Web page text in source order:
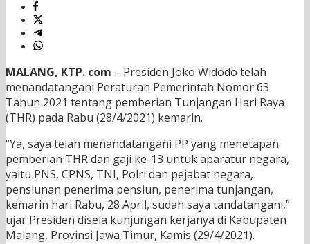
MALANG, KTP. com – Presiden Joko Widodo telah
menandatangani Peraturan Pemerintah Nomor 63
Tahun 2021 tentang pemberian Tunjangan Hari Raya
(THR) pada Rabu (28/4/2021) kemarin.
“Ya, saya telah menandatangani PP yang menetapan
pemberian THR dan gaji ke-13 untuk aparatur negara,
yaitu PNS, CPNS, TNI, Polri dan pejabat negara,
pensiunan penerima pensiun, penerima tunjangan,
kemarin hari Rabu, 28 April, sudah saya tandatangani,”
ujar Presiden disela kunjungan kerjanya di Kabupaten
Malang, Provinsi Jawa Timur, Kamis (29/4/2021).